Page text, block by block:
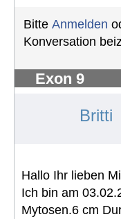
Bitte Anmelden
Konversation
Exon 9
Britti
Hallo Ihr lieben
Ich bin am
Mytosen.6 cm